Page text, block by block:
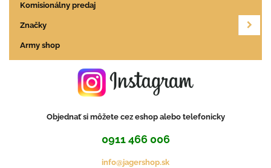
Komisionálny predaj
Značky
Army shop
Objednať si môžete cez eshop alebo telefonicky
0911 466 006
info@jagershop.sk